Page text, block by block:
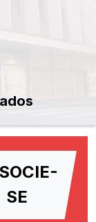
SE